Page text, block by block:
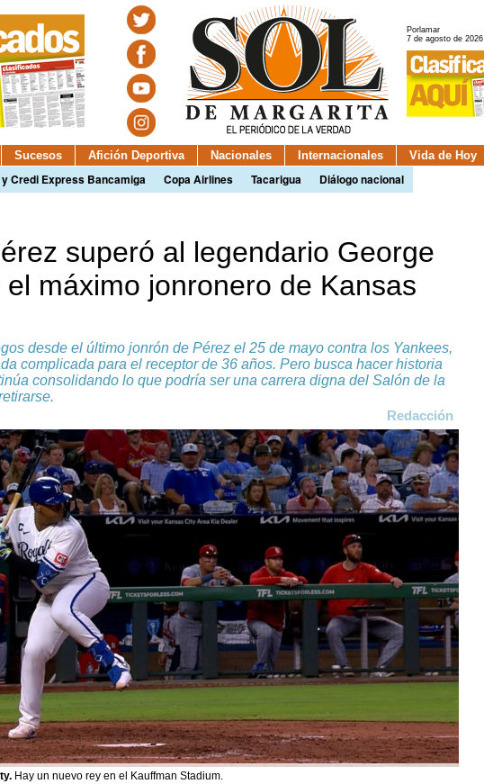
Porlamar
7 de agosto de 2026
Sucesos Afición Deportiva Nacionales Internacionales Vida de Hoy
y Credi Express Bancamiga Copa Airlines Tacarigua Diálogo nacional
superó al legendario George
máximo jonronero de Kansas
desde el último jonrón de Pérez el 25 de mayo contra los Yankees,
complicada para el receptor de 36 años. Pero busca hacer historia
consolidando lo que podría ser una carrera digna del Salón de la
Redacción
Hay un nuevo rey en el Kauffman Stadium.